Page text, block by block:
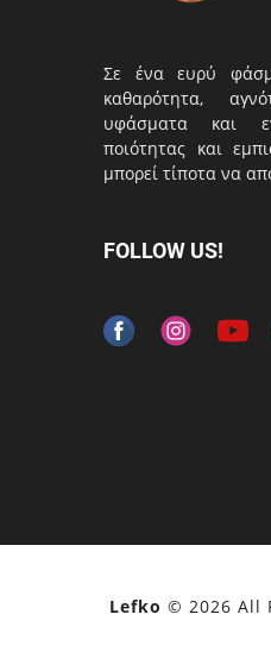
Σε ένα ευρύ
καθαρότητα,
υφάσματα και
ποιότητας και
μπορεί τίποτα να
FOLLOW US!
Lefko © 2026 All